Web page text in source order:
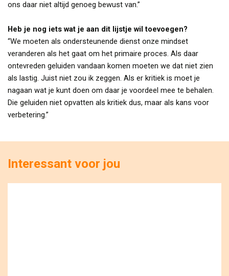
ons daar niet altijd genoeg bewust van.”
Heb je nog iets wat je aan dit lijstje wil toevoegen?
“We moeten als ondersteunende dienst onze mindset
veranderen als het gaat om het primaire proces. Als daar
ontevreden geluiden vandaan komen moeten we dat niet zien
als lastig. Juist niet zou ik zeggen. Als er kritiek is moet je
nagaan wat je kunt doen om daar je voordeel mee te behalen.
Die geluiden niet opvatten als kritiek dus, maar als kans voor
verbetering.”
Interessant voor jou